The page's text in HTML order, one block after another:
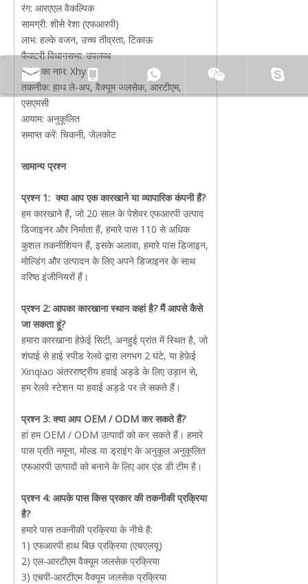
रंग: आरएएल वैकल्पिक
सामग्री: शीसे रेशा (एफआरपी)
लाभ: हल्के वजन, उच्च तीव्रता, टिकाऊ
फैक्टरी विधानसभा: उपलब्ध
ब्रांड का नाम: Xhy
तकनीक: हाथ ले-अप, वैक्यूम जलसेक, आरटीएम,
एसएमसी
आयाम: अनुकूलित
समाप्त करें: चिकनी, जेलकोट
सामान्य प्रश्न
प्रश्न 1: क्या आप एक कारखाने या व्यापारिक कंपनी हैं?
हम कारखाने हैं, जो 20 साल के पेशेवर एफआरपी उत्पाद
डिजाइनर और निर्माता हैं, हमारे पास 110 से अधिक
कुशल तकनीशियन हैं, इसके अलावा, हमारे पास डिजाइन,
मोल्डिंग और उत्पादन के लिए अपने डिजाइनर के साथ
वरिष्ठ इंजीनियरों हैं।
प्रश्न 2: आपका कारखाना स्थान कहां है? मैं आपसे कैसे
जा सकता हूं?
हमारा कारखाना हेफ़ेई सिटी, अनहुई प्रांत में स्थित है, जो
शंघाई से हाई स्पीड रेलवे द्वारा लगभग 2 घंटे, या हेफ़ेई
Xinqiao अंतरराष्ट्रीय हवाई अड्डे के लिए उड़ान से,
हम रेलवे स्टेशन या हवाई अड्डे पर ले सकते हैं।
प्रश्न 3: क्या आप OEM / ODM कर सकते हैं?
हां हम OEM / ODM उत्पादों को कर सकते हैं। हमारे
पास प्रति नमूना, मोल्ड या ड्राइंग के अनुकूल अनुकूलित
एफआरपी उत्पादों को बनाने के लिए आर एंड डी टीम है।
प्रश्न 4: आपके पास किस प्रकार की तकनीकी प्रक्रिया
है?
हमारे पास तकनीकी प्रक्रिया के नीचे है:
1) एफआरपी हाथ बिछ प्रक्रिया (एचएलयू)
2) एल-आरटीएम वैक्यूम जलसेक प्रक्रिया
3) एचपी-आरटीएम वैक्यूम जलसेक प्रक्रिया